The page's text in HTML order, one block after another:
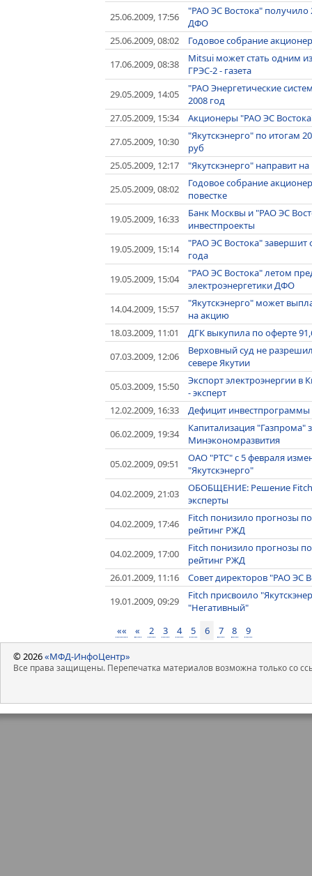
25.06.2009, 17:56
"РАО ЭС Востока" получило
ДФО
25.06.2009, 08:02
Годовое собрание
17.06.2009, 08:38
Mitsui может стать одним
ГРЭС-2 - газета
29.05.2009, 14:05
"РАО Энергетические
2008 год
27.05.2009, 15:34
Акционеры "РАО ЭС
27.05.2009, 10:30
"Якутскэнерго" по итогам
руб
25.05.2009, 12:17
"Якутскэнерго" направит
25.05.2009, 08:02
Годовое собрание
повестке
19.05.2009, 16:33
Банк Москвы и "РАО ЭС
инвестпроекты
19.05.2009, 15:14
"РАО ЭС Востока"
года
19.05.2009, 15:04
"РАО ЭС Востока" летом
электроэнергетики ДФО
14.04.2009, 15:57
"Якутскэнерго" может
на акцию
18.03.2009, 11:01
ДГК выкупила по оферте
07.03.2009, 12:06
Верховный суд не
севере Якутии
05.03.2009, 15:50
Экспорт электроэнергии в
- эксперт
12.02.2009, 16:33
Дефицит инвестпрограммы
06.02.2009, 19:34
Капитализация "Газпрома"
Минэкономразвития
05.02.2009, 09:51
ОАО "РТС" с 5 февраля
"Якутскэнерго"
04.02.2009, 21:03
ОБОБЩЕНИЕ: Решение Fitch
эксперты
04.02.2009, 17:46
Fitch понизило прогнозы
рейтинг РЖД
04.02.2009, 17:00
Fitch понизило прогнозы
рейтинг РЖД
26.01.2009, 11:16
Совет директоров "РАО ЭС
19.01.2009, 09:29
Fitch присвоило
"Негативный"
««
« 2 3 4 5 6 7 8 9
© 2026«МФД-ИнфоЦентр»
Все права защищены. Перепечатка материалов возможна только со